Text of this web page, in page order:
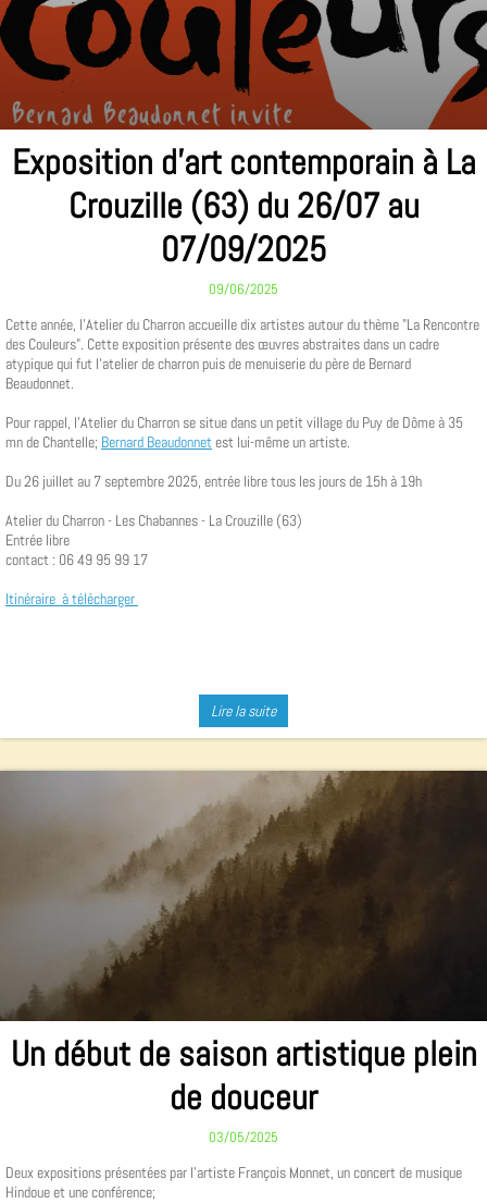
Exposition d'art contemporain à La
Crouzille (63) du 26/07 au
07/09/2025
09/06/2025
Cette année, l'Atelier du Charron accueille dix artistes autour du thème "La Rencontre
des Couleurs". Cette exposition présente des œuvres abstraites dans un cadre
atypique qui fut l'atelier de charron puis de menuiserie du père de Bernard
Beaudonnet.
Pour rappel, l'Atelier du Charron se situe dans un petit village du Puy de Dôme à 35
mn de Chantelle; Bernard Beaudonnetest lui-même un artiste.
Du 26 juillet au 7 septembre 2025, entrée libre tous les jours de 15h à 19h
Atelier du Charron - Les Chabannes - La Crouzille (63)
Entrée libre
contact : 06 49 95 99 17
Itinéraire à télécharger
Lire la suite
Un début de saison artistique plein
de douceur
03/05/2025
Deux expositions présentées par l'artiste François Monnet, un concert de musique
Hindoue et une conférence;